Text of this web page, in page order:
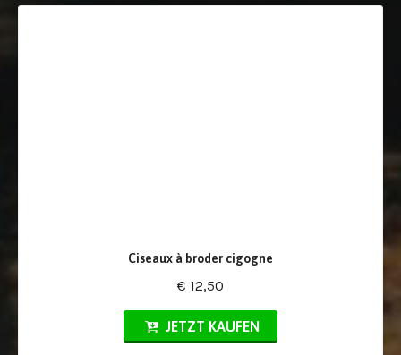
Ciseaux à broder cigogne
€ 12,50
JETZT KAUFEN